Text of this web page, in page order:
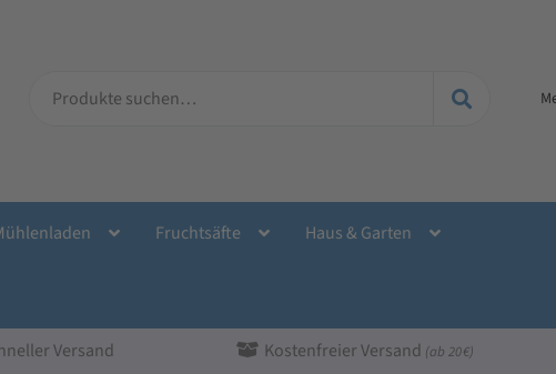
nach:
Fruchtsäfte Haus & Garten
Versand Kostenfreier Versand (ab 20 €)